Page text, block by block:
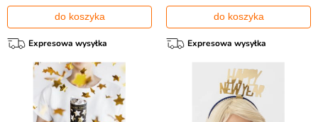
do koszyka
Expresowa wysyłka
do koszyka
Expresowa wysyłka